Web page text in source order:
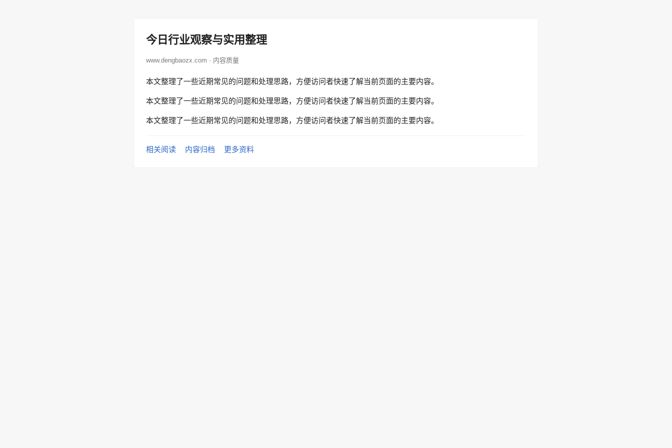
今日行业观察与实用整理
www.dengbaozx.com · 内容质量
本文整理了一些近期常见的问题和处理思路，方便访问者快速了解当前页面的主要内容。
本文整理了一些近期常见的问题和处理思路，方便访问者快速了解当前页面的主要内容。
本文整理了一些近期常见的问题和处理思路，方便访问者快速了解当前页面的主要内容。
相关阅读 内容归档 更多资料